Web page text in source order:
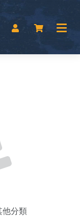
他分類